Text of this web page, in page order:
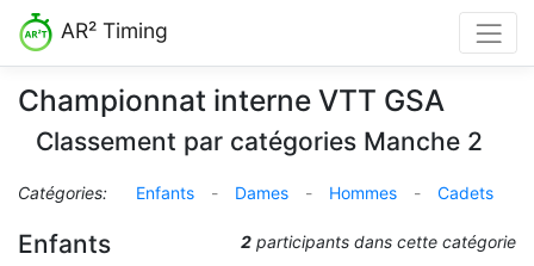
AR² Timing
Championnat interne VTT GSA
Classement par catégories Manche 2
Catégories: Enfants - Dames - Hommes - Cadets
2 participants dans cette catégorie
Enfants